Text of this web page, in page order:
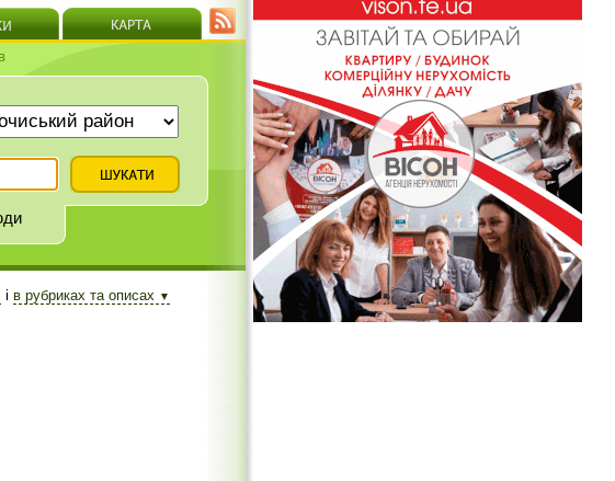
і в рубриках та описах ▼